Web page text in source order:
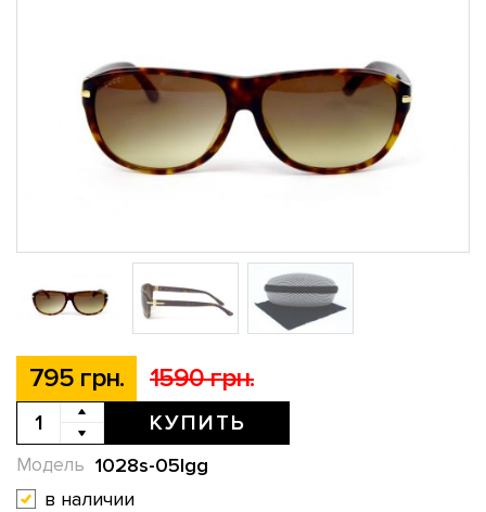
795 грн. 1590 грн.
КУПИТЬ
1028s-05lgg
Модель
в наличии